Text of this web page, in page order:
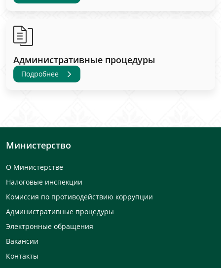
Административные процедуры
Подробнее
Министерство
О Министерстве
Налоговые инспекции
Комиссия по противодействию коррупции
Административные процедуры
Электронные обращения
Вакансии
Контакты